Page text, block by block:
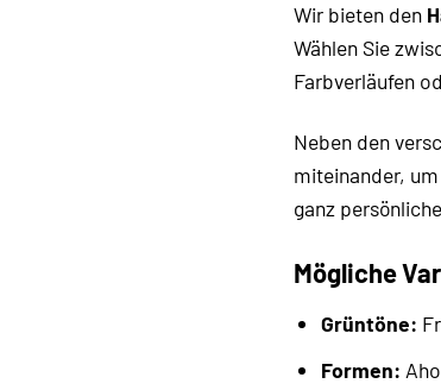
Wir bieten den
Wählen Sie
Farbverläufen
Neben den
miteinander,
ganz
Mögliche
Grüntöne:
Formen: